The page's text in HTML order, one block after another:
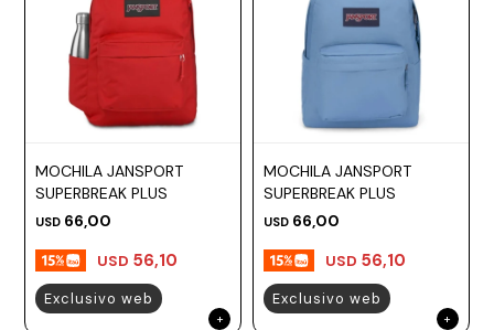
MOCHILA JANSPORT
SUPERBREAK PLUS
USD 66,00
USD 56,10
Exclusivo web
MOCHILA JANSPORT
SUPERBREAK PLUS
USD 66,00
USD 56,10
Exclusivo web